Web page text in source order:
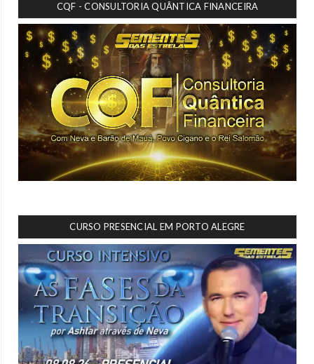
CQF - CONSULTORIA QUÂNTICA FINANCEIRA
CURSO PRESENCIAL EM PORTO ALEGRE